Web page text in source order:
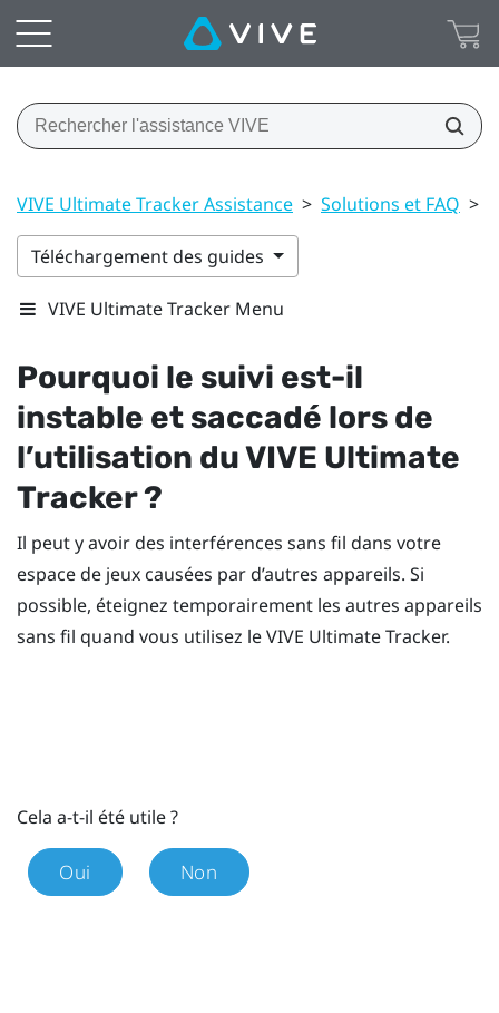
VIVE Ultimate Tracker Assistance > Solutions et FAQ >
Téléchargement des guides
VIVE Ultimate Tracker Menu
Pourquoi le suivi est-il
instable et saccadé lors de
l’utilisation duVIVE Ultimate
Tracker?
Il peut y avoir des interférences sans fil dans votre
espace de jeux causées par d’autres appareils. Si
possible, éteignez temporairement les autres appareils
sans fil quand vous utilisez leVIVE Ultimate Tracker.
Cela a-t-il été utile ?
Oui Non